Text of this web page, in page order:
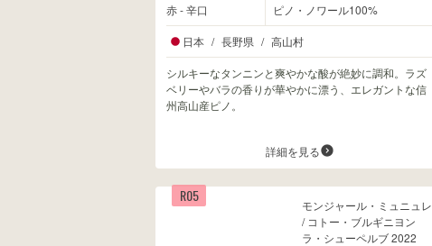
赤 - 辛口 ピノ・ノワール100%
日本 / 長野県 / 高山村
シルキーなタンニンと爽やかな酸が絶妙に調和。ラズ
ベリーやバラの香りが華やかに漂う、エレガントな信
州高山産ピノ。
詳細を見る
R05
モンジャール・ミュニュレ
/ コトー・ブルギニヨン
ラ・シューペルブ 2022